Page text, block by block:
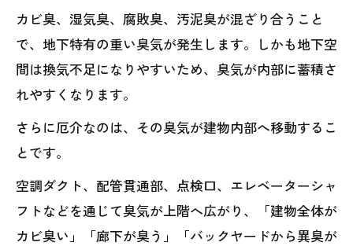
カビ臭、湿気臭、腐敗臭、汚泥臭が混ざり合うこと
で、地下特有の重い臭気が発生します。しかも地下空
間は換気不足になりやすいため、臭気が内部に蓄積さ
れやすくなります。
さらに厄介なのは、その臭気が建物内部へ移動するこ
とです。
空調ダクト、配管貫通部、点検口、エレベーターシャ
フトなどを通じて臭気が上階へ広がり、「建物全体が
カビ臭い」「廊下が臭う」「バックヤードから異臭が